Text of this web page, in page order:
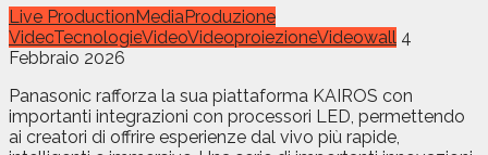
Live Production MediaProduzione
VideoTecnologieVideoVideoproiezioneVideowall 4
Febbraio 2026
Panasonic rafforza la sua piattaforma KAIROS con
importanti integrazioni con processori LED, permettendo
ai creatori di offrire esperienze dal vivo più rapide,